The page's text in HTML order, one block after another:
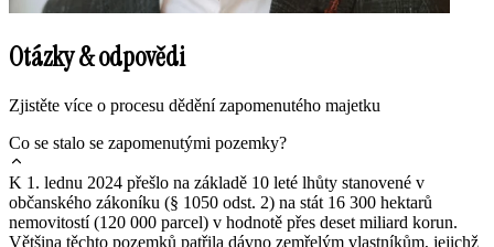
Otázky & odpovědi
Zjistěte více o procesu dědění zapomenutého majetku
Co se stalo se zapomenutými pozemky?
K 1. lednu 2024 přešlo na základě 10 leté lhůty stanovené v
občanského zákoníku (§ 1050 odst. 2) na stát 16 300 hektarů
nemovitostí (120 000 parcel) v hodnotě přes deset miliard korun.
Většina těchto pozemků patřila dávno zemřelým vlastníkům, jejichž